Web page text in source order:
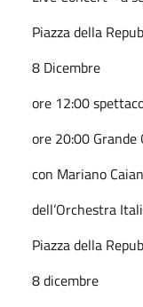
Piazza della
8 Dicembre
ore 12:00
ore 20:00
con Mariano
dell’Orchestra
Piazza della
8 dicembre